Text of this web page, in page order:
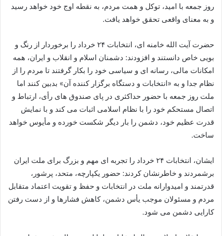
روز جمعه با امید، توکل و همت مردم، به نقطه اوج خود خواهد رسید
و به معنای واقعی تحقق خواهد یافت.
حضرت آیت الله خامنه ای، انتخابات ۲۴ خرداد را برخوردار از رنگ و
بویی خاص دانستند و افزودند: دشمنان اسلام و انقلاب و ایران، همه
امکانات مالی، رسانه ای و سیاسی خود را بکار گرفتند تا مردم را از
نظام جدا و به «انتخابات و دستگاه برگزار کننده آن» بدبین کنند اما
ملت روز جمعه با حضور حداکثری در پای صندوق های رأی، ارتباط و
اتصال مستحکم خود را با نظام اسلامی اثبات می کند و با نمایش
قدرت عظیم خود، دشمن را بار دیگر شکست خورده و مأیوس خواهد
ساخت.
ایشان، انتخابات ۲۴ خرداد را تجربه ای مهم و بزرگ برای ملت ایران
برشمردند و خاطرنشان کردند: حضور یکپارچه، متحد، پرشور،
قدرتمند و امیدوارانه ملت در انتخابات و حفظ و تقویت اعتماد متقابل
مردم و مسئولان موجب یأس دشمن، کاهش فشارها و از دست رفتن
کارایی دشمن می شود.